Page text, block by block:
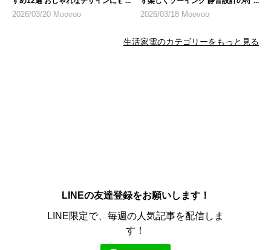
注目
2026/03/20 Moovoo
も紹介
2026/03/18 Moovoo
生活家電のカテゴリーをもっと見る
LINEの友達登録をお願いします！
LINE限定で、毎週の人気記事を配信しま
す！